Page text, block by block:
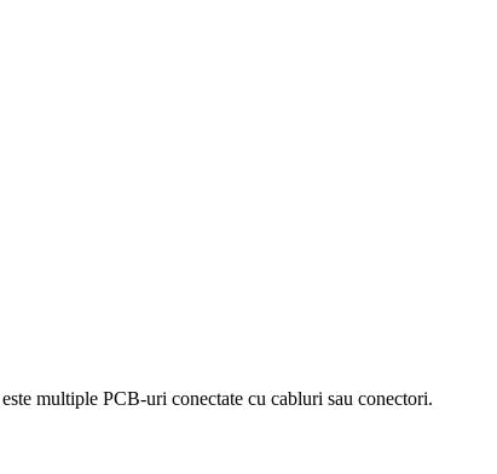
multiple PCB-uri conectate cu cabluri sau conectori.